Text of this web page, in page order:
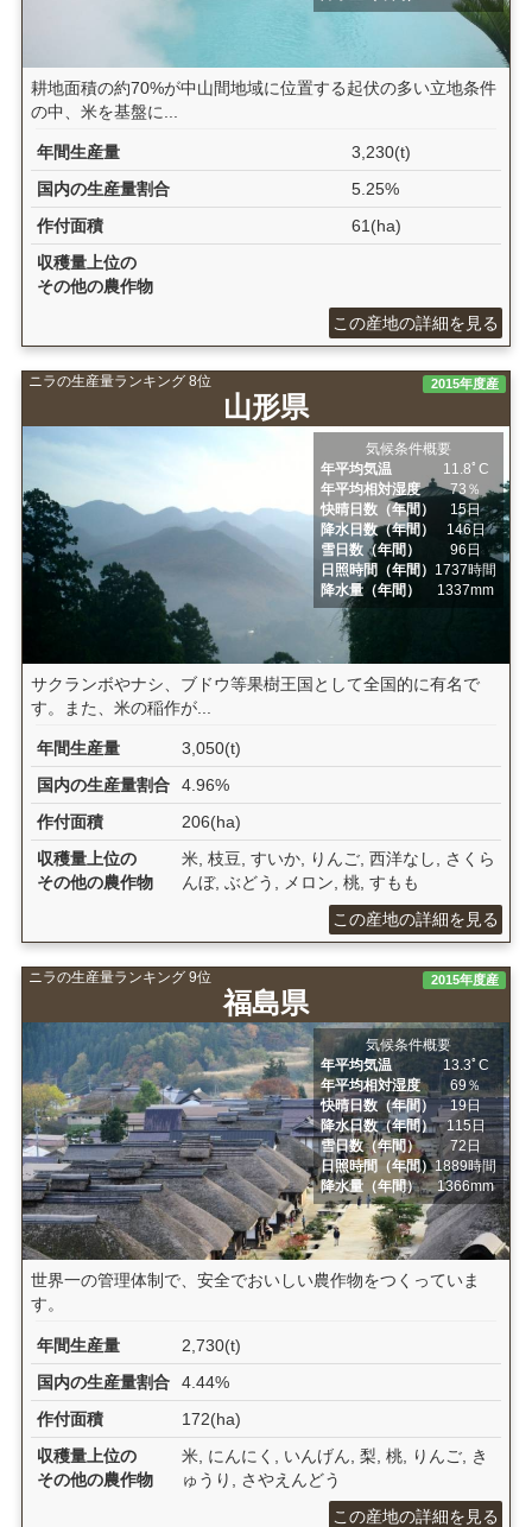
耕地面積の約70%が中山間地域に位置する起伏の多い立地条件
の中、米を基盤に...
年間生産量
3,230(t)
国内の生産量割合
5.25%
作付面積
61(ha)
収穫量上位の
その他の農作物
この産地の詳細を見る
ニラの生産量ランキング 8位
山形県
2015年度産
気候条件概要
年平均気温
11.8ﾟC
年平均相対湿度
73％
快晴日数（年間）
15日
降水日数（年間）
146日
雪日数（年間）
96日
日照時間（年間） 1737時間
降水量（年間）
1337mm
サクランボやナシ、ブドウ等果樹王国として全国的に有名で
す。また、米の稲作が...
年間生産量
3,050(t)
国内の生産量割合
4.96%
作付面積
206(ha)
収穫量上位の
その他の農作物
米, 枝豆, すいか, りんご, 西洋なし, さくら
んぼ, ぶどう, メロン, 桃, すもも
この産地の詳細を見る
ニラの生産量ランキング 9位
福島県
2015年度産
気候条件概要
年平均気温
13.3ﾟC
年平均相対湿度
69％
快晴日数（年間）
19日
降水日数（年間）
115日
雪日数（年間）
72日
日照時間（年間）1889時間
降水量（年間）
1366mm
世界一の管理体制で、安全でおいしい農作物をつくっていま
す。
年間生産量
2,730(t)
国内の生産量割合
4.44%
作付面積
172(ha)
収穫量上位の
その他の農作物
米, にんにく, いんげん, 梨, 桃, りんご, き
ゅうり, さやえんどう
この産地の詳細を見る